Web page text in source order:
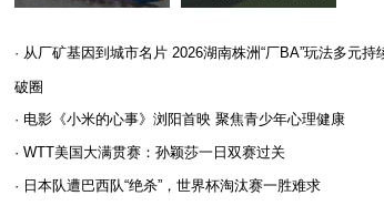
· 从厂矿基因到城市名片 2026湖南株洲“厂BA”玩法多元持
破圈
· 电影《小米的心事》浏阳首映 聚焦青少年心理健康
· WTT美国大满贯赛：孙颖莎一日双赛过关
· 日本队遭巴西队“绝杀”，世界杯淘汰赛一胜难求